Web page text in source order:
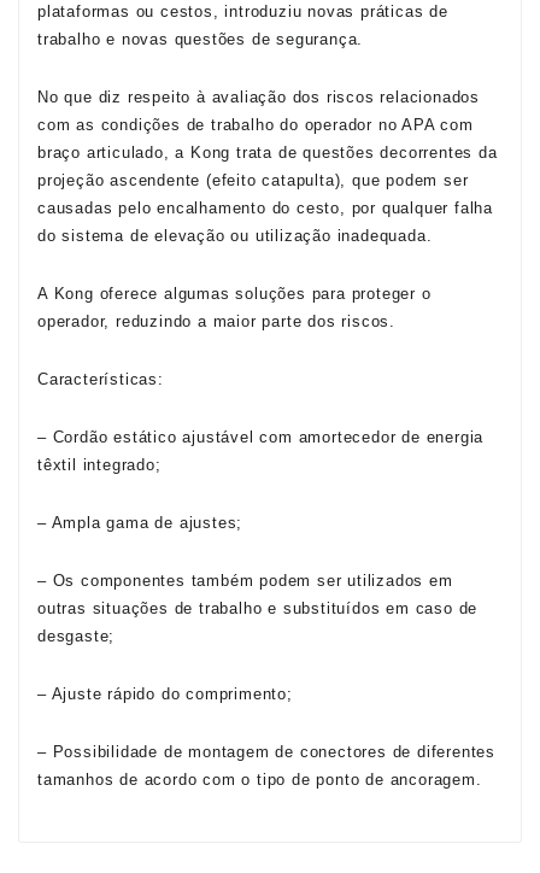
plataformas ou cestos, introduziu novas práticas de
trabalho e novas questões de segurança.
No que diz respeito à avaliação dos riscos relacionados
com as condições de trabalho do operador no APA com
braço articulado, a Kong trata de questões decorrentes da
projeção ascendente (efeito catapulta), que podem ser
causadas pelo encalhamento do cesto, por qualquer falha
do sistema de elevação ou utilização inadequada.
A Kong oferece algumas soluções para proteger o
operador, reduzindo a maior parte dos riscos.
Características:
– Cordão estático ajustável com amortecedor de energia
têxtil integrado;
– Ampla gama de ajustes;
– Os componentes também podem ser utilizados em
outras situações de trabalho e substituídos em caso de
desgaste;
– Ajuste rápido do comprimento;
– Possibilidade de montagem de conectores de diferentes
tamanhos de acordo com o tipo de ponto de ancoragem.